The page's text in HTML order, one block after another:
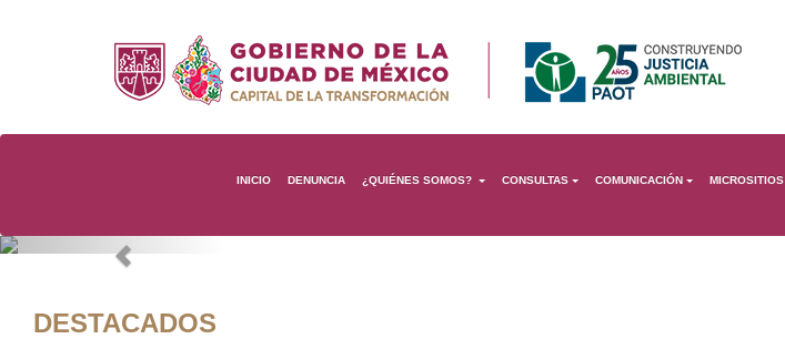
INICIO DENUNCIA ¿QUIÉNES SOMOS? CONSULTAS COMUNICACIÓN MICROSITIOS
Previous
DESTACADOS